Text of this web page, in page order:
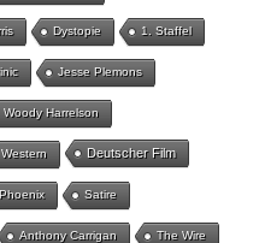
Dystopie 1. Staffel
Jesse Plemons
Woody Harrelson
Western Deutscher Film
Satire
Anthony Carrigan The Wire